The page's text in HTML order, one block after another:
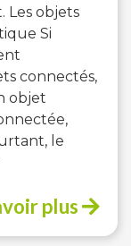
Les objets
Si
connectés,
objet
le
plus